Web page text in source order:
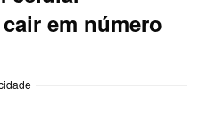
em número